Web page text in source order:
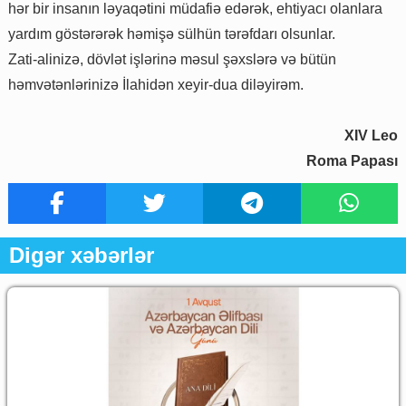
hər bir insanın ləyaqətini müdafiə edərək, ehtiyacı olanlara
yardım göstərərək həmişə sülhün tərəfdarı olsunlar.
Zati-alinizə, dövlət işlərinə məsul şəxslərə və bütün
həmvətənlərinizə İlahidən xeyir-dua diləyirəm.
XIV Leo
Roma Papası
Digər xəbərlər